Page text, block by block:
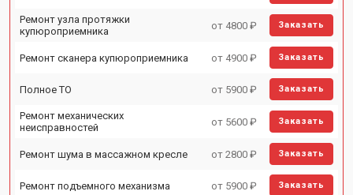
Ремонт узла протяжки
купюроприемника
от 4800 ₽ Заказать
Ремонт сканера купюроприемника от 4900 ₽ Заказать
Полное ТО от 5900 ₽ Заказать
Ремонт механических
неисправностей
от 5600 ₽ Заказать
Ремонт шума в массажном кресле от 2800 ₽ Заказать
Ремонт подъемного механизма от 5900 ₽ Заказать